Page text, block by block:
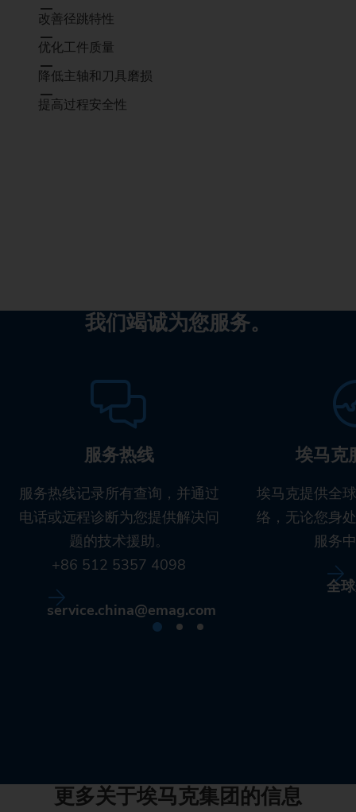
改善径跳特性
优化工件质量
降低主轴和刀具磨损
提高过程安全性
我们竭诚为您服务。
服务热线
服务热线记录所有查询，并通过
电话或远程诊断为您提供解决问
题的技术援助。
+86 512 5357 4098
service.china@emag.com
埃马克
埃马克提供全
络，无论您身
服务
全
更多关于埃马克集团的信息